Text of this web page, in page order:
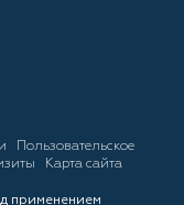
Пользовательское
Карта сайта
применением